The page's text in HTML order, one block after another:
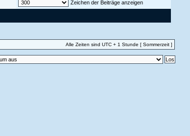
Zeichen der Beiträge anzeigen
Alle Zeiten sind UTC + 1 Stunde [ Sommerzeit ]